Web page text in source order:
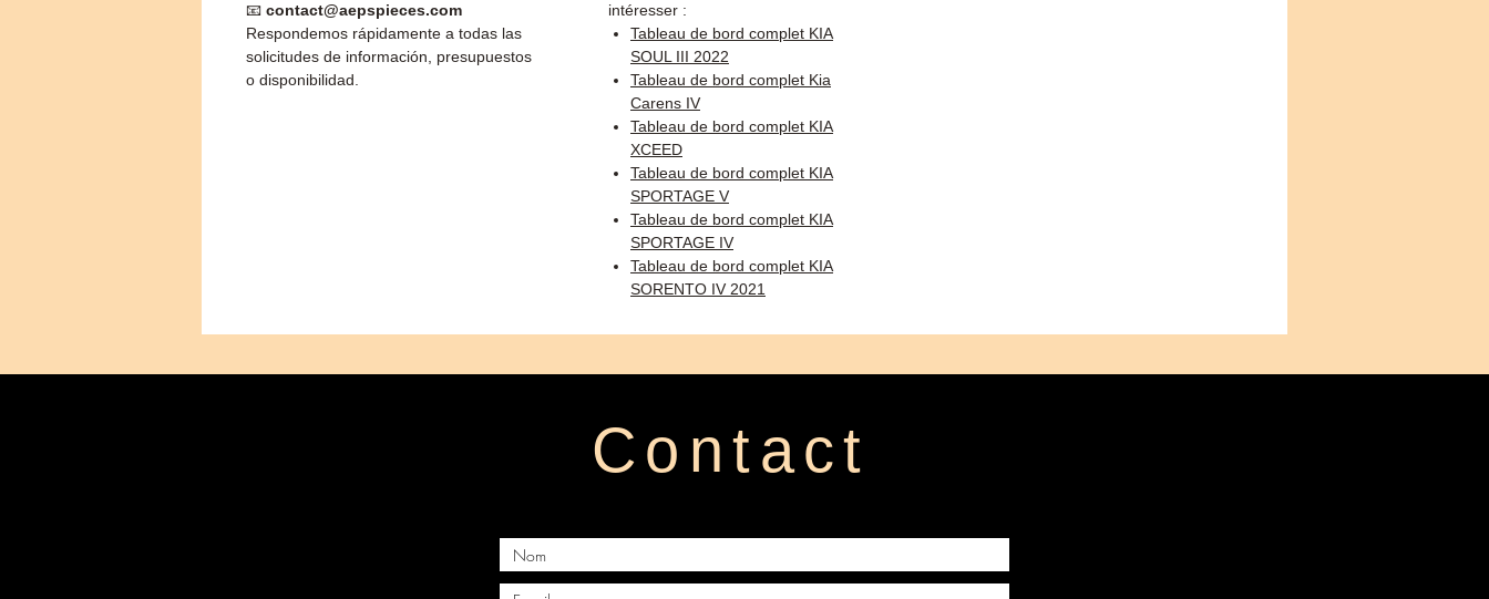
📧 contact@aepspieces.com
Respondemos rápidamente a todas las
solicitudes de información, presupuestos
o disponibilidad.
intéresser :
Tableau de bord complet KIA
SOUL III 2022
Tableau de bord complet Kia
Carens IV
Tableau de bord complet KIA
XCEED
Tableau de bord complet KIA
SPORTAGE V
Tableau de bord complet KIA
SPORTAGE IV
Tableau de bord complet KIA
SORENTO IV 2021
Contact